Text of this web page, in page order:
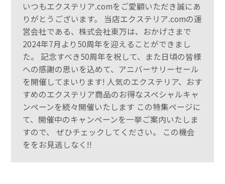
いつもエクステリア.comをご愛顧いただき誠にあ
りがとうございます。 当店エクステリア.comの運
営会社である、株式会社東万は、おかげさまで
2024年7月より50周年を迎えることができまし
た。 記念すべき50周年を祝して、また日頃の皆様
への感謝の思いを込めて、アニバーサリーセール
を開催してまいります! 人気のエクステリア、おす
すめのエクステリア商品のお得なスペシャルキャ
ンペーンを続々開催いたします この特集ページに
て、開催中のキャンペーンを一挙ご案内いたしま
すので、 ぜひチェックしてください。 この機会
ををお見逃しなく!!